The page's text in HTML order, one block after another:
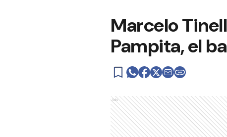
Marcelo
Pampita, el
Ads